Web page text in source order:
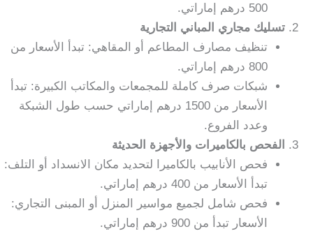
500 درهم إماراتي.
تسليك مجاري المباني التجارية
تنظيف مصارف المطاعم أو المقاهي: تبدأ الأسعار من
800 درهم إماراتي.
شبكات صرف كاملة للمجمعات والمكاتب الكبيرة: تبدأ
الأسعار من 1500 درهم إماراتي حسب طول الشبكة
وعدد الفروع.
الفحص بالكاميرات والأجهزة الحديثة
فحص الأنابيب بالكاميرا لتحديد مكان الانسداد أو التلف:
تبدأ الأسعار من 400 درهم إماراتي.
فحص شامل لجميع مواسير المنزل أو المبنى التجاري:
الأسعار تبدأ من 900 درهم إماراتي.